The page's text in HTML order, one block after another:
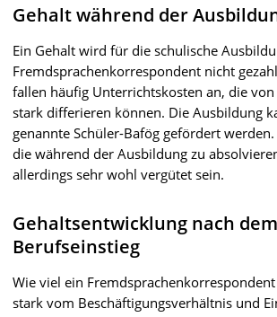
Gehalt während der
Ein Gehalt wird für die schulische
Fremdsprachenkorrespondent nicht
fallen häufig Unterrichtskosten an, die von
stark differieren können. Die Ausbildung
genannte Schüler-Bafög gefördert
die während der Ausbildung zu
allerdings sehr wohl vergütet sein.
Gehaltsentwicklung nach dem
Berufseinstieg
Wie viel ein
stark vom Beschäftigungsverhältnis und